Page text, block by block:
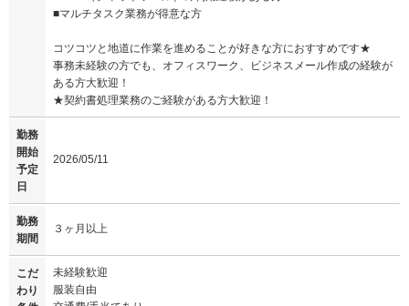
■マルチタスク業務が得意な方
コツコツと地道に作業を進めることが好きな方におすすめです★
事務未経験の方でも、オフィスワーク、ビジネスメール作成の経験が
ある方大歓迎！
★契約書処理業務のご経験がある方大歓迎！
勤務
開始
予定
日
2026/05/11
勤務
期間
３ヶ月以上
こだ
わり
未経験歓迎
服装自由